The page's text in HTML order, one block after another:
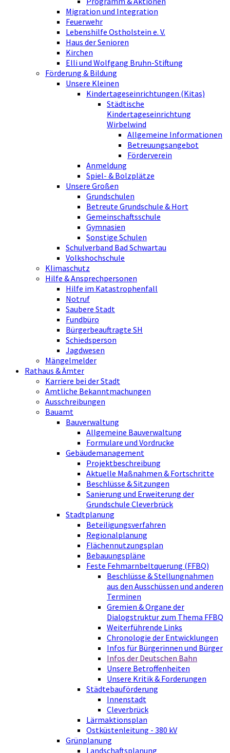
Migration und Integration
Feuerwehr
Lebenshilfe Ostholstein e. V.
Haus der Senioren
Kirchen
Elli und Wolfgang Bruhn-Stiftung
Förderung & Bildung
Unsere Kleinen
Kindertageseinrichtungen (Kitas)
Städtische
Kindertageseinrichtung
Wirbelwind
Allgemeine Informationen
Betreuungsangebot
Förderverein
Anmeldung
Spiel- & Bolzplätze
Unsere Großen
Grundschulen
Betreute Grundschule & Hort
Gemeinschaftsschule
Gymnasien
Sonstige Schulen
Schulverband Bad Schwartau
Volkshochschule
Klimaschutz
Hilfe & Ansprechpersonen
Hilfe im Katastrophenfall
Notruf
Saubere Stadt
Fundbüro
Bürgerbeauftragte SH
Schiedsperson
Jagdwesen
Mängelmelder
Rathaus & Ämter
Karriere bei der Stadt
Amtliche Bekanntmachungen
Ausschreibungen
Bauamt
Bauverwaltung
Allgemeine Bauverwaltung
Formulare und Vordrucke
Gebäudemanagement
Projektbeschreibung
Aktuelle Maßnahmen & Fortschritte
Beschlüsse & Sitzungen
Sanierung und Erweiterung der
Grundschule Cleverbrück
Stadtplanung
Beteiligungsverfahren
Regionalplanung
Flächennutzungsplan
Bebauungspläne
Feste Fehmarnbeltquerung (FFBQ)
Beschlüsse & Stellungnahmen
aus den Ausschüssen und anderen
Terminen
Gremien & Organe der
Dialogstruktur zum Thema FFBQ
Weiterführende Links
Chronologie der Entwicklungen
Infos für Bürgerinnen und Bürger
Infos der Deutschen Bahn
Unsere Betroffenheiten
Unsere Kritik & Forderungen
Städtebauförderung
Innenstadt
Cleverbrück
Lärmaktionsplan
Ostküstenleitung - 380 kV
Grünplanung
Landschaftsplanung